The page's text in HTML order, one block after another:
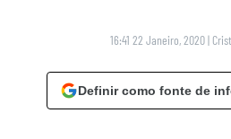
16:41 22 Janeiro, 2020 |
Definir como fonte de